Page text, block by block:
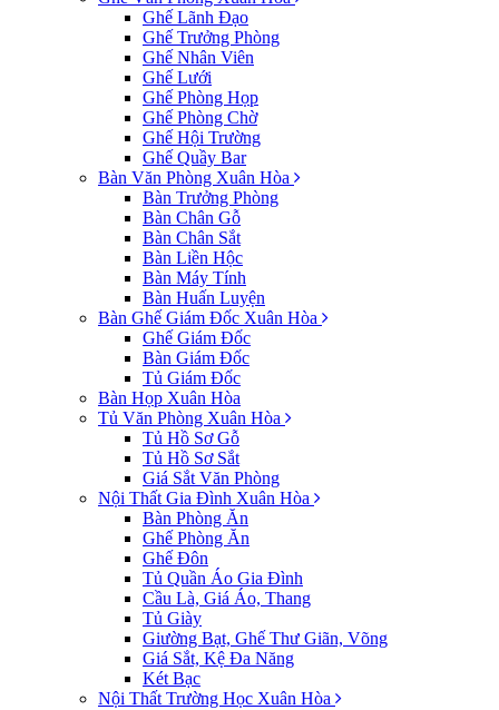
Ghế Lãnh Đạo
Ghế Trưởng Phòng
Ghế Nhân Viên
Ghế Lưới
Ghế Phòng Họp
Ghế Phòng Chờ
Ghế Hội Trường
Ghế Quầy Bar
Bàn Văn Phòng Xuân Hòa
Bàn Trưởng Phòng
Bàn Chân Gỗ
Bàn Chân Sắt
Bàn Liền Hộc
Bàn Máy Tính
Bàn Huấn Luyện
Bàn Ghế Giám Đốc Xuân Hòa
Ghế Giám Đốc
Bàn Giám Đốc
Tủ Giám Đốc
Bàn Họp Xuân Hòa
Tủ Văn Phòng Xuân Hòa
Tủ Hồ Sơ Gỗ
Tủ Hồ Sơ Sắt
Giá Sắt Văn Phòng
Nội Thất Gia Đình Xuân Hòa
Bàn Phòng Ăn
Ghế Phòng Ăn
Ghế Đôn
Tủ Quần Áo Gia Đình
Cầu Là, Giá Áo, Thang
Tủ Giày
Giường Bạt, Ghế Thư Giãn, Võng
Giá Sắt, Kệ Đa Năng
Két Bạc
Nội Thất Trường Học Xuân Hòa